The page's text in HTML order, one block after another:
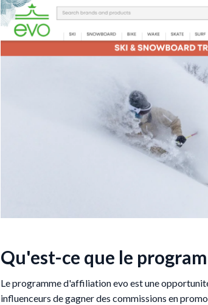
Qu'est-ce que le
Le programme d'affiliation evo est une
influenceurs de gagner des commissions en